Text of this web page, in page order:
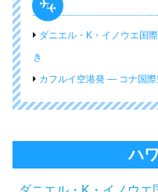
ダニエル・K・イノウエ国
き
カフルイ空港発 ― コナ国際
ハ